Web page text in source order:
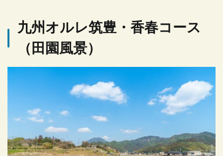
九州オルレ筑豊・香春コース
（田園風景）